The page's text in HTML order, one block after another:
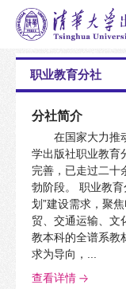
职业教育分社
分社简介
在国家大力推
学出版社职业教育
完善，已走过二十
勃阶段。 职业教育
划”建设需求，聚
贸、交通运输、文
教本科的全谱系教
求为导向，...
查看详情